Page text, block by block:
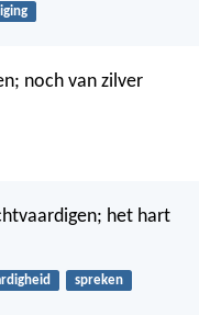
noch van zilver
het hart
spreken